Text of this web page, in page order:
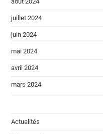
juillet 2024
juin 2024
mai 2024
avril 2024
mars 2024
Actualités